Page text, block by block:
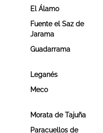
El Álamo
Fuente el Saz de
Jarama
Guadarrama
Leganés
Meco
Morata de Tajuña
Paracuellos de